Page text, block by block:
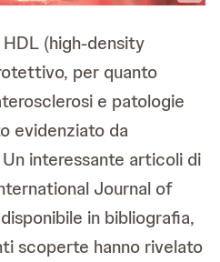
(high-density
per quanto
e patologie
evidenziato da
interessante articoli di
Journal of
in bibliografia,
scoperte hanno rivelato